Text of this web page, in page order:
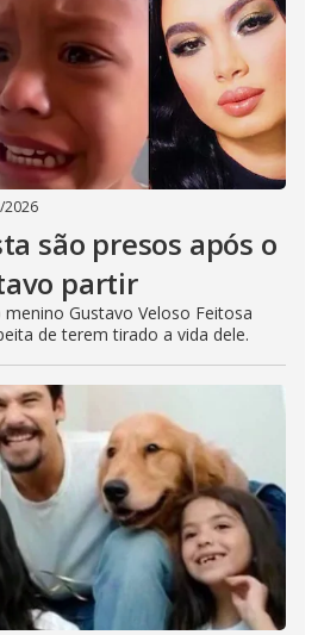
2026
são presos após o
partir
Gustavo Veloso Feitosa
de terem tirado a vida dele.